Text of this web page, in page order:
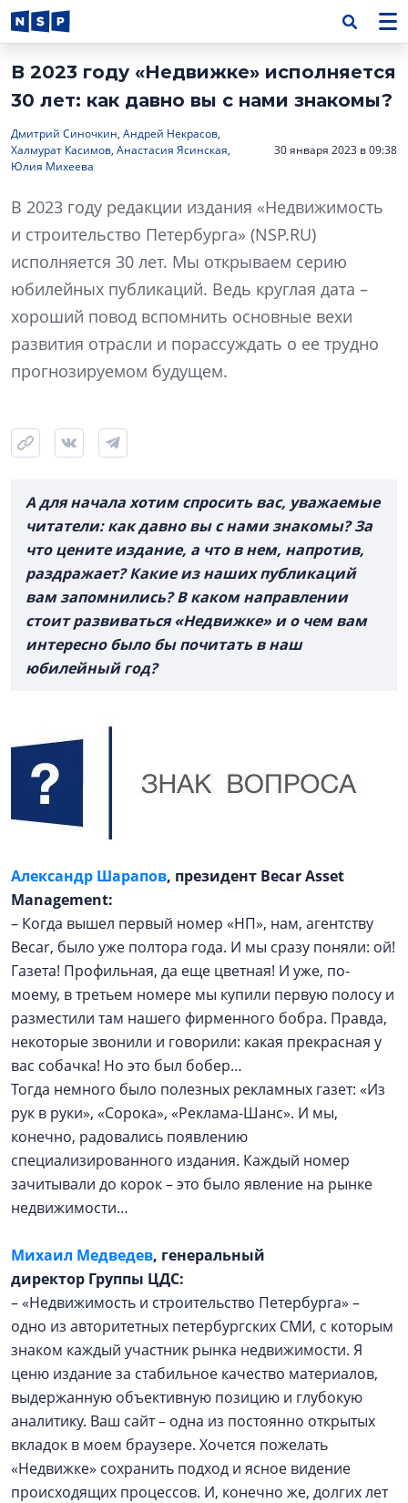
В 2023 году «Недвижке» исполняется
30 лет: как давно вы с нами знакомы?
Дмитрий Синочкин, Андрей Некрасов,
Халмурат Касимов, Анастасия Ясинская,
Юлия Михеева
30 января 2023 в 09:38
В 2023 году редакции издания «Недвижимость
и строительство Петербурга» (NSP.RU)
исполняется 30 лет. Мы открываем серию
юбилейных публикаций. Ведь круглая дата –
хороший повод вспомнить основные вехи
развития отрасли и порассуждать о ее трудно
прогнозируемом будущем.
А для начала хотим спросить вас, уважаемые
читатели: как давно вы с нами знакомы?За
что цените издание, а что в нем, напротив,
раздражает?Какие из наших публикаций
вам запомнились?В каком направлении
стоит развиваться «Недвижке» и о чем вам
интересно было бы почитать в наш
юбилейный год?
Александр Шарапов, президент Becar Asset
Management:
– Когда вышел первый номер «НП», нам, агентству
Becar, было уже полтора года. И мы сразу поняли: ой!
Газета! Профильная, да еще цветная! И уже, по-
моему, в третьем номере мы купили первую полосу и
разместили там нашего фирменного бобра. Правда,
некоторые звонили и говорили: какая прекрасная у
вас собачка! Но это был бобер…
Тогда немного было полезных рекламных газет: «Из
рук в руки», «Сорока», «Реклама-Шанс». И мы,
конечно, радовались появлению
специализированного издания. Каждый номер
зачитывали до корок – это было явление на рынке
недвижимости…
Михаил Медведев, генеральный
директор Группы ЦДС:
– «Недвижимость и стро­ительство Петербурга» –
одно из авторитетных петербургских СМИ, с которым
знаком каждый участник рынка недвижимости. Я
ценю издание за стабильное качество материалов,
выдержанную объективную позицию и глубокую
аналитику. Ваш сайт – одна из постоянно открытых
вкладок в моем браузере. Хочется пожелать
«Недвижке» сохранить подход и ясное видение
происходящих процессов. И, конечно же, долгих лет